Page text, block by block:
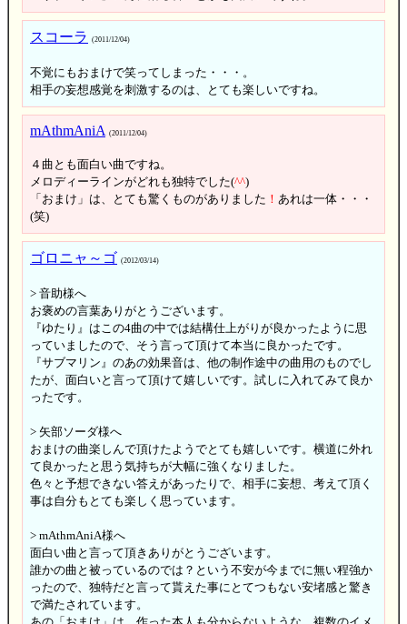
スコーラ (2011/12/04)
不覚にもおまけで笑ってしまった・・・。
相手の妄想感覚を刺激するのは、とても楽しいですね。
mAthmAniA (2011/12/04)
４曲とも面白い曲ですね。
メロディーラインがどれも独特でした(^^)
「おまけ」は、とても驚くものがありました ！ あれは一体・・・
(笑)
ゴロニャ～ゴ (2012/03/14)
> 音助様へ
お褒めの言葉ありがとうございます。
『ゆたり』はこの4曲の中では結構仕上がりが良かったように思
っていましたので、そう言って頂けて本当に良かったです。
『サブマリン』のあの効果音は、他の制作途中の曲用のものでし
たが、面白いと言って頂けて嬉しいです。試しに入れてみて良か
ったです。
> 矢部ソーダ様へ
おまけの曲楽しんで頂けたようでとても嬉しいです。横道に外れ
て良かったと思う気持ちが大幅に強くなりました。
色々と予想できない答えがあったりで、相手に妄想、考えて頂く
事は自分もとても楽しく思っています。
> mAthmAniA様へ
面白い曲と言って頂きありがとうございます。
誰かの曲と被っているのでは？という不安が今までに無い程強か
ったので、独特だと言って貰えた事にとてつもない安堵感と驚き
で満たされています。